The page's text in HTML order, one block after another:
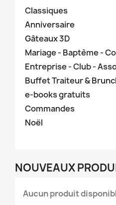
Classiques
Anniversaire
Gâteaux 3D
Mariage - Baptème -
Entreprise - Club -
Buffet Traiteur &
e-books gratuits
Commandes
Noël
NOUVEAUX
Aucun produit